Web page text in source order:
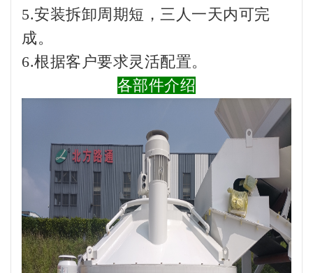
5.安装拆卸周期短，三人一天内可完
成。
6.根据客户要求灵活配置。
各部件介绍